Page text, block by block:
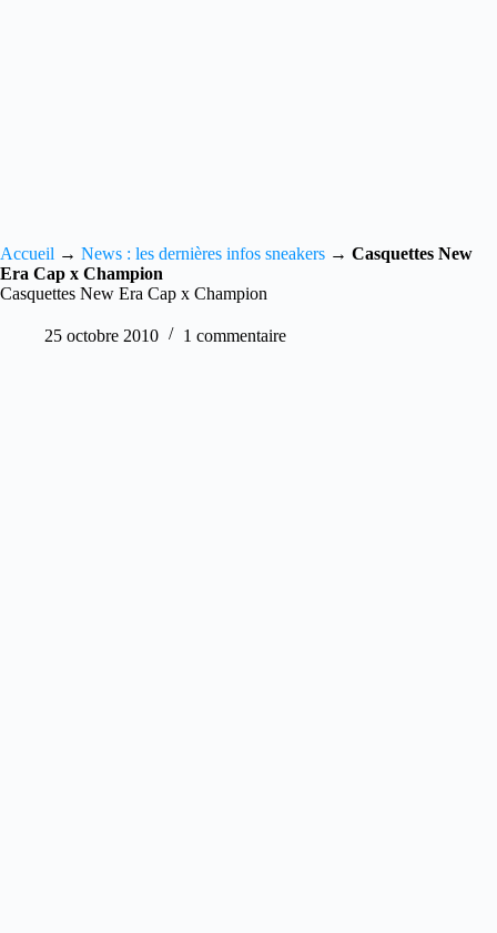
Accueil → News : les dernières infos sneakers → Casquettes New
Era Cap x Champion
Casquettes New Era Cap x Champion
25 octobre 2010 1 commentaire